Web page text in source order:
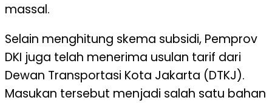
massal.
Selain menghitung skema subsidi, Pemprov
DKI juga telah menerima usulan tarif dari
Dewan Transportasi Kota Jakarta (DTKJ).
Masukan tersebut menjadi salah satu bahan